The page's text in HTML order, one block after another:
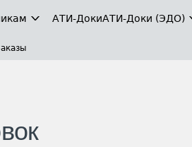
АТИ-ДокиАТИ-Доки (ЭДО)